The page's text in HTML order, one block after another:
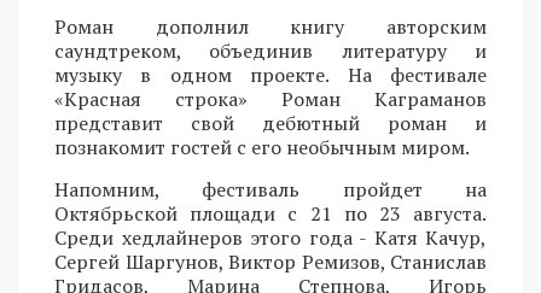
Роман дополнил книгу авторским
саундтреком, объединив литературу и
музыку в одном проекте. На фестивале
«Красная строка» Роман Каграманов
представит свой дебютный роман и
познакомит гостей с его необычным миром.
Напомним, фестиваль пройдет на
Октябрьской площади с 21 по 23 августа.
Среди хедлайнеров этого года - Катя Качур,
Сергей Шаргунов, Виктор Ремизов, Станислав
Гридасов, Марина Степнова, Игорь